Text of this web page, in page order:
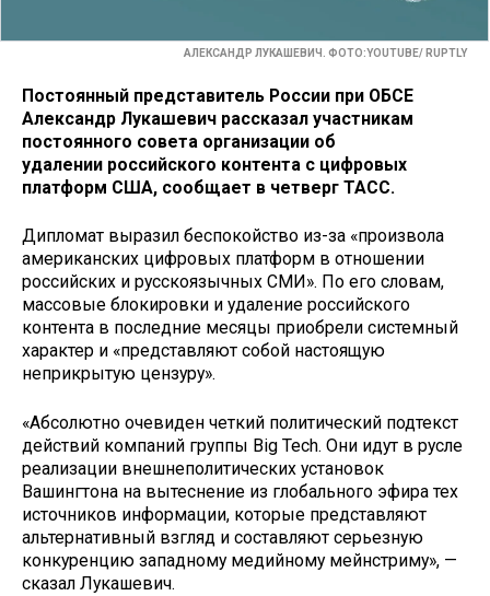
АЛЕКСАНДР ЛУКАШЕВИЧ. ФОТО:YOUTUBE/ RUPTLY
Постоянный представитель России при ОБСЕ
Александр Лукашевич рассказал участникам
постоянного совета организации об
удалении российского контента с цифровых
платформ США, сообщает в четверг ТАСС.
Дипломат выразил беспокойство из-за «произвола
американских цифровых платформ в отношении
российских и русскоязычных СМИ». По его словам,
массовые блокировки и удаление российского
контента в последние месяцы приобрели системный
характер и «представляют собой настоящую
неприкрытую цензуру».
«Абсолютно очевиден четкий политический подтекст
действий компаний группы Big Tech. Они идут в русле
реализации внешнеполитических установок
Вашингтона на вытеснение из глобального эфира тех
источников информации, которые представляют
альтернативный взгляд и составляют серьезную
конкуренцию западному медийному мейнстриму», —
сказал Лукашевич.